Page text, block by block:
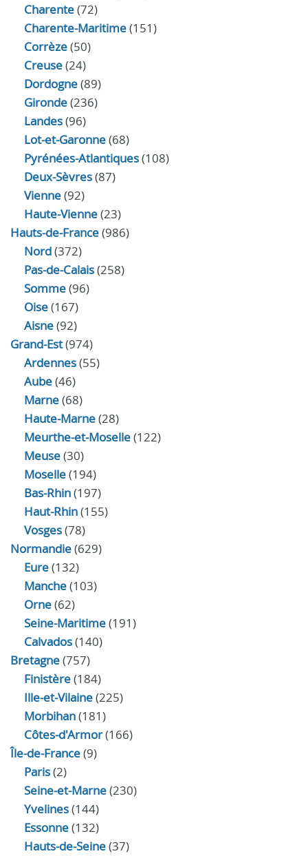
Charente(72)
Charente-Maritime(151)
Corrèze(50)
Creuse(24)
Dordogne(89)
Gironde(236)
Landes(96)
Lot-et-Garonne(68)
Pyrénées-Atlantiques(108)
Deux-Sèvres(87)
Vienne(92)
Haute-Vienne(23)
Hauts-de-France(986)
Nord(372)
Pas-de-Calais(258)
Somme(96)
Oise(167)
Aisne(92)
Grand-Est(974)
Ardennes(55)
Aube(46)
Marne(68)
Haute-Marne(28)
Meurthe-et-Moselle(122)
Meuse(30)
Moselle(194)
Bas-Rhin(197)
Haut-Rhin(155)
Vosges(78)
Normandie(629)
Eure(132)
Manche(103)
Orne(62)
Seine-Maritime(191)
Calvados(140)
Bretagne(757)
Finistère(184)
Ille-et-Vilaine(225)
Morbihan(181)
Côtes-d'Armor(166)
Île-de-France(9)
Paris(2)
Seine-et-Marne(230)
Yvelines(144)
Essonne(132)
Hauts-de-Seine(37)